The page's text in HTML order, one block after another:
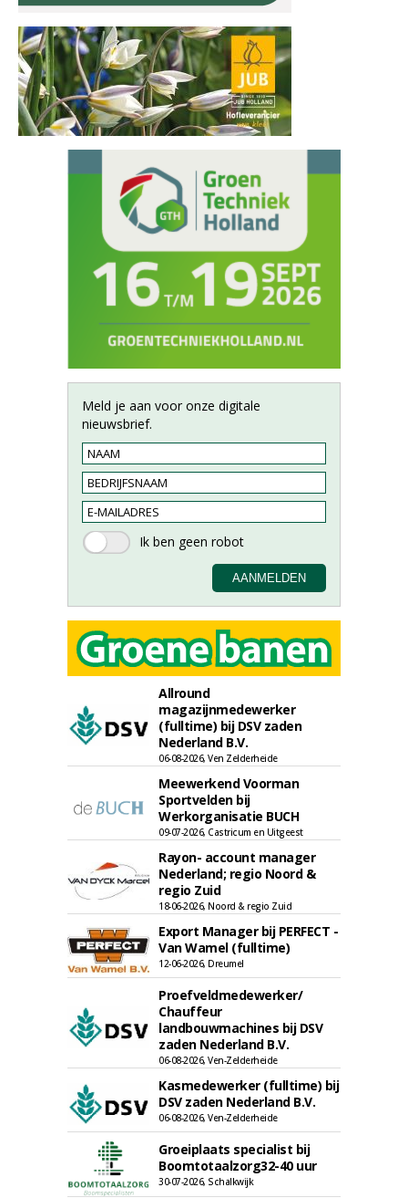
Meld je aan voor onze digitale
nieuwsbrief.
Allround
magazijnmedewerker
(fulltime) bij DSV zaden
Nederland B.V.
06-08-2026, Ven Zelderheide
Meewerkend Voorman
Sportvelden bij
Werkorganisatie BUCH
09-07-2026, Castricum en Uitgeest
Rayon- account manager
Nederland; regio Noord &
regio Zuid
18-06-2026, Noord & regio Zuid
Export Manager bij PERFECT -
Van Wamel (fulltime)
12-06-2026, Dreumel
Proefveldmedewerker/
Chauffeur
landbouwmachines bij DSV
zaden Nederland B.V.
06-08-2026, Ven-Zelderheide
Kasmedewerker (fulltime) bij
DSV zaden Nederland B.V.
06-08-2026, Ven-Zelderheide
Groeiplaats specialist bij
Boomtotaalzorg32-40 uur
30-07-2026, Schalkwijk